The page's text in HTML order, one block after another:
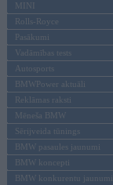
MINI
Rolls-Royce
Pasākumi
Vadāmības tests
Autosports
BMWPower aktuāli
Reklāmas raksti
Mēneša BMW
Sērijveida tūnings
BMW pasaules jaunumi
BMW koncepti
BMW konkurentu jaunumi